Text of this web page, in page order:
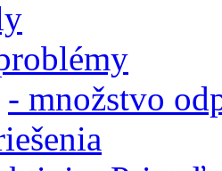
- množstvo